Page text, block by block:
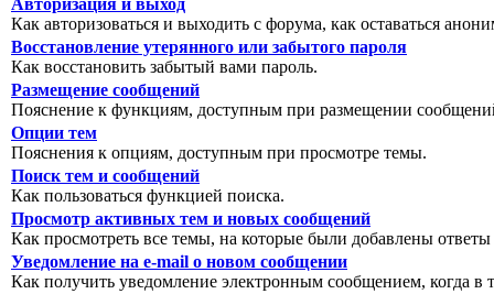
Авторизация и выход
Как авторизоваться и выходить с форума, как оставаться
Восстановление утерянного или забытого пароля
Как восстановить забытый вами пароль.
Размещение сообщений
Пояснение к функциям, доступным при размещении
Опции тем
Пояснения к опциям, доступным при просмотре темы.
Поиск тем и сообщений
Как пользоваться функцией поиска.
Просмотр активных тем и новых сообщений
Как просмотреть все темы, на которые были добавлены
Уведомление на е-mail о новом сообщении
Как получить уведомление электронным сообщением, когда в